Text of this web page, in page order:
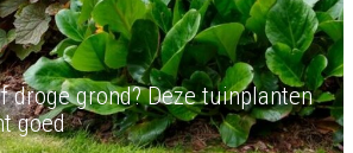
droge grond? Deze tuinplanten
goed